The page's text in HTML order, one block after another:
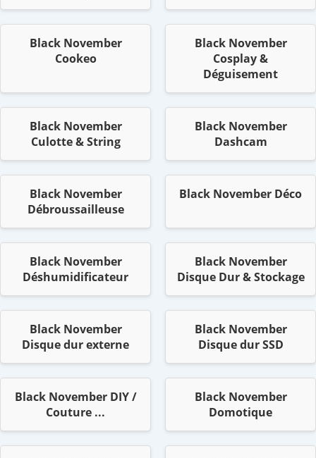
Black November
Cookeo
Black November
Cosplay &
Déguisement
Black November
Culotte & String
Black November
Dashcam
Black November
Débroussailleuse
Black November Déco
Black November
Déshumidificateur
Black November
Disque Dur & Stockage
Black November
Disque dur externe
Black November
Disque dur SSD
Black November DIY /
Couture ...
Black November
Domotique